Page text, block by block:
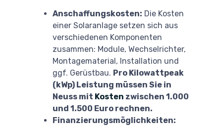
Anschaffungskosten: Die Kosten
einer Solaranlage setzen sich aus
verschiedenen Komponenten
zusammen: Module, Wechselrichter,
Montagematerial, Installation und
ggf. Gerüstbau. Pro Kilowattpeak
(kWp) Leistung müssen Sie in
Neuss mit Kosten zwischen 1.000
und 1.500 Euro rechnen.
Finanzierungsmöglichkeiten: